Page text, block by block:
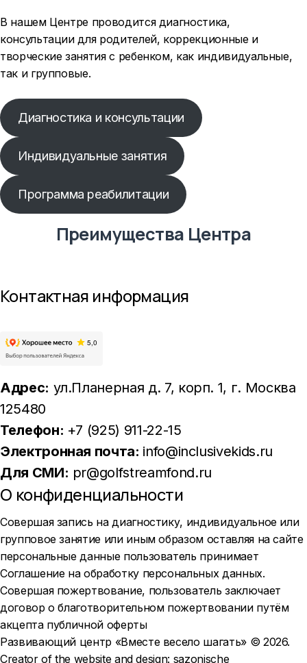
В нашем Центре проводится диагностика,
консультации для родителей, коррекционные и
творческие занятия с ребенком, как индивидуальные,
так и групповые.
Диагностика и консультации
Индивидуальные занятия
Программа реабилитации
Преимущества Центра
Контактная информация
Адрес: ул.Планерная д. 7, корп. 1, г. Москва
125480
Телефон: +7 (925) 911-22-15
Электронная почта: info@inclusivekids.ru
Для СМИ: pr@golfstreamfond.ru
О конфиденциальности
Совершая запись на диагностику, индивидуальное или
групповое занятие или иным образом оставляя на сайте
персональные данные пользователь принимает
Соглашение на обработку персональных данных.
Совершая пожертвование, пользователь заключает
договор о благотворительном пожертвовании путём
акцепта публичной оферты
Развивающий центр «Вместе весело шагать» © 2026.
Creator of the website and design: sazonische